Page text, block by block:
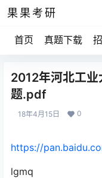
果果考研
首页 真题下载
2012年河北工
题.pdf
18年4月15日 0
https://
lgmq